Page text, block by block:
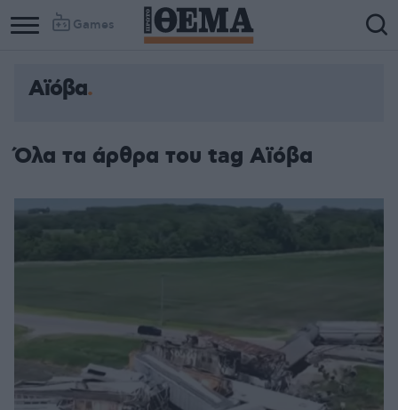
Games
Αϊόβα
Όλα τα άρθρα του tag Αϊόβα